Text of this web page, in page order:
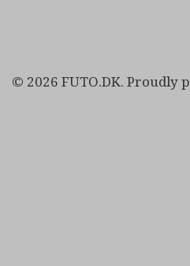
© 2026 FUTO.DK. Proudly